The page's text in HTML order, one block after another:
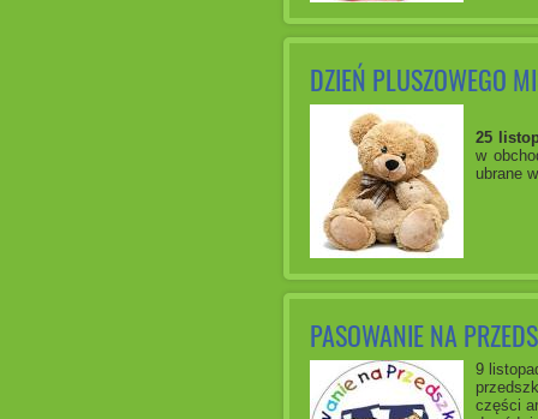
DZIEŃ PLUSZOWEGO
25
w
ubrane
PASOWANIE NA
9
części